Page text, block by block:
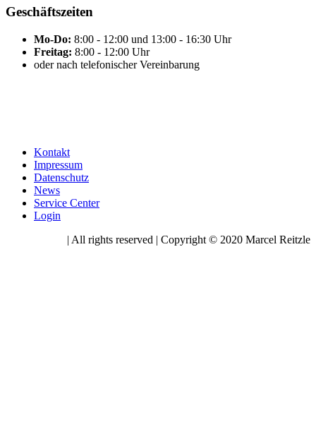
Geschäftszeiten
Mo-Do: 8:00 - 12:00 und 13:00 - 16:30 Uhr
Freitag: 8:00 - 12:00 Uhr
oder nach telefonischer Vereinbarung
Kontakt
Impressum
Datenschutz
News
Service Center
Login
| All rights reserved | Copyright © 2020 Marcel Reitzle